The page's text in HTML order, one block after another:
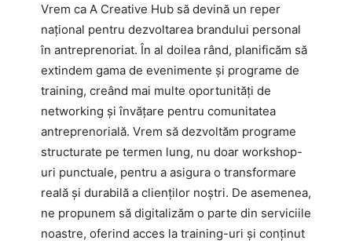
Vrem ca A Creative Hub să devină un reper
național pentru dezvoltarea brandului personal
în antreprenoriat. În al doilea rând, planificăm să
extindem gama de evenimente și programe de
training, creând mai multe oportunități de
networking și învățare pentru comunitatea
antreprenorială. Vrem să dezvoltăm programe
structurate pe termen lung, nu doar workshop-
uri punctuale, pentru a asigura o transformare
reală și durabilă a clienților noștri. De asemenea,
ne propunem să digitalizăm o parte din serviciile
noastre, oferind acces la training-uri și conținut